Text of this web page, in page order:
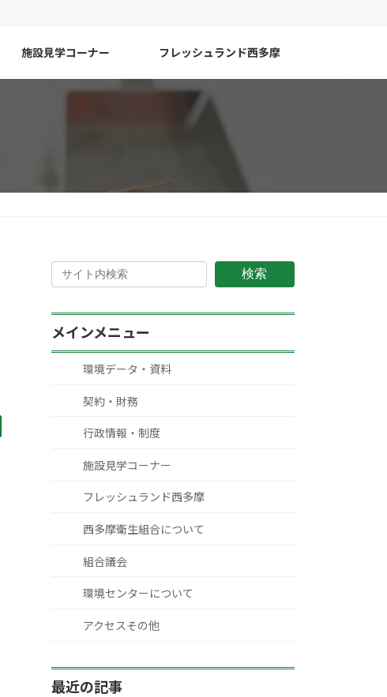
施設見学コーナー フレッシュランド西多摩
検索
メインメニュー
環境データ・資料
契約・財務
行政情報・制度
施設見学コーナー
フレッシュランド西多摩
西多摩衛生組合について
組合議会
環境センターについて
アクセスその他
最近の記事